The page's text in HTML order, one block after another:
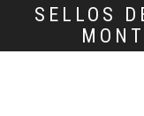
SELLOS